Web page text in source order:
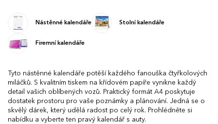
Nástěnné kalendáře Stolní kalendáře
Firemní kalendáře
Tyto nástěnné kalendáře potěší každého fanouška čtyřkolových
miláčků. S kvalitním tiskem na křídovém papíře vynikne každý
detail vašich oblíbených vozů. Praktický formát A4 poskytuje
dostatek prostoru pro vaše poznámky a plánování. Jedná se o
skvělý dárek, který udělá radost po celý rok. Prohlédněte si
nabídku a vyberte ten pravý kalendář s auty.